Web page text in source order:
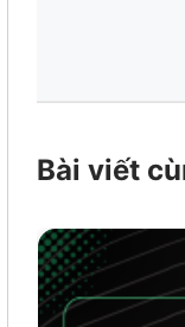
Bài viết